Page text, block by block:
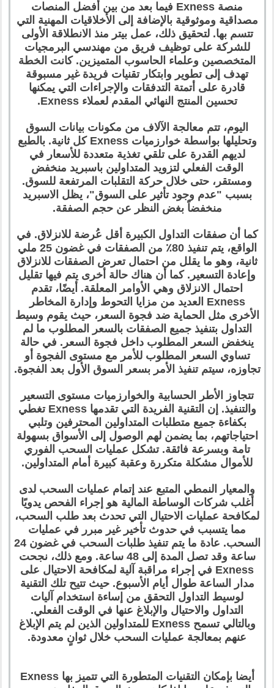
منصة Exness فيما بعد من بين أفضل المنصات
مصداقية وموثوقية بالإضافة إلى الأخلاقيات المهنية التي
تتسم بها. لتحقيق ذلك، عمل بيتر منذ الانطلاقة الأولى
للشركة على توظيف فريق من مهندسي البرمجيات
المتخصصين وعلماء الحاسوب المتميزين. كانت الخطة
تهدف إلى تطوير وابتكار تقنيات فريدة غير مسبوقة
قادرة على أتمتة التدفقات والإجراءات التي يمكنها
تحسين المنتج النهائي المقدم لعملاء Exness.
اليوم، تتم معالجة الآلاف من مكونات بيانات السوق
وتحليلها بواسطة خوارزميات Exness كل ثانية. بالطبع
لديهم القدرة على تلقي تغذية متعددة للأسعار في
الوقت الفعلي لتزويد المتداولين باسبريد منخفض
ومستقر، حتى خلال حركة التقلبات المرتفعة للسوق.
بسبب "عدم وجود تأثير على السوق"، يظل الاسبريد
منخفضاً بغض النظر عن حجم الصفقة.
كما أن صفقات التداول الكبيرة أقل عُرضة للانزلاق. في
الواقع، يتم تنفيذ 80٪ من الصفقات في غضون 25 ملي
ثانية، وهو ما يقلل من احتمال تعرض الصفقات للانزلاق
وإعادة التسعير. كما أن هناك حالة أخرى يتم فيها تقليل
احتمال الانزلاق وهي الأوامر المعلقة. أيضًا، تقدم
Exness العديد من مزايا التحوط وإدارة المخاطر
الأخرى مثل الحماية ضد فجوة السعر، حيث يقوم وسيط
التداول بتنفيذ جميع الصفقات بالسعر المطلوب ما لم
ينخفض السعر المطلوب داخل فجوة السعر. في حالة
تساوي السعر المطلوب للأمر مع مستوى الفجوة أو
تجاوزه، سيتم تنفيذ الأمر بسعر السوق الأول بعد الفجوة.
تتجاوز الأطر الحسابية والخوارزميات مستوى التسعير
والتنفيذ. إن التقنية الفريدة التي تقدمها Exness تغطي
بكفاءة جميع متطلبات المتداولين المحترفين وتلبي
احتياجاتهم، بما يضمن لهم الوصول إلى الأسواق بسهولة
تامة وبسرعة فائقة. تشكل عمليات السحب الفوري
للأموال مشكلة متكررة وعقبة كبيرة أمام المتداولين.
والمعيار النمطي المتبع عند إتمام عمليات السحب لدى
أغلب شركات الوساطة المالية هو إجراء الفحص يدويًا
لمكافحة عمليات الاحتيال التي تحدث بعد طلب السحب،
مما يتسبب في حدوث تأخير غير مبرر في عمليات
السحب. عادة ما يتم تنفيذ طلبات السحب في غضون 24
ساعة وقد تصل المدة إلى 48 ساعة. ومع ذلك، نجحت
Exness في إجراء مراقبة آلية لمكافحة الاحتيال على
مدار الساعة طوال أيام الأسبوع. حيث تتيح تلك التقنية
لوسيط التداول التحقق من إساءة استخدام آليات
التداول والاحتيال والإبلاغ عنها في الوقت الفعلي.
وبالتالي تسمح Exness للمتداولين الذين لم يتم الإبلاغ
عنهم بمعالجة عمليات السحب خلال ثوانٍ معدودة.
أيضا بإمكان التقنيات المتطورة التي تتميز بها Exness